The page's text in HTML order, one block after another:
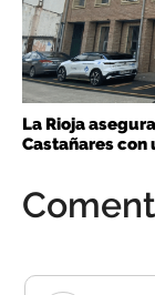
La Rioja
Castañares con